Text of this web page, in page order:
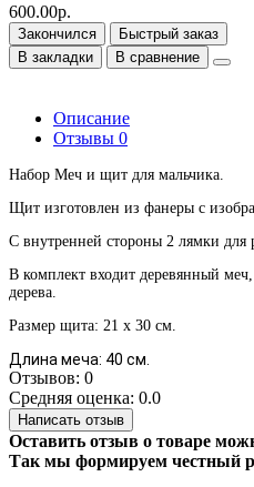
600.00р.
Закончился
Быстрый заказ
В закладки
В сравнение
Описание
Отзывы 0
Набор Меч и щит для мальчика.
Щит изготовлен из фанеры с
С внутренней стороны 2 лямки для
В комплект входит деревянный
дерева.
Размер щита: 21 х 30 см.
Длина меча: 40 см.
Отзывов: 0
Средняя оценка: 0.0
Написать отзыв
Оставить отзыв о товаре
Так мы формируем честный